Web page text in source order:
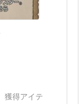
得アイテ